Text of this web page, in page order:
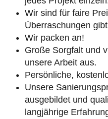
Wir sind für faire
Überraschungen
Wir packen an!
Große Sorgfalt und
unsere Arbeit aus.
Persönliche,
Unsere
ausgebildet und
langjährige